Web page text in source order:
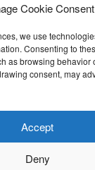
Cookie Consent
we use
Consenting to
as browsing behavior
consent, may
Accept
Deny
Press d.o.o.
zaštićena
ili delova bilo